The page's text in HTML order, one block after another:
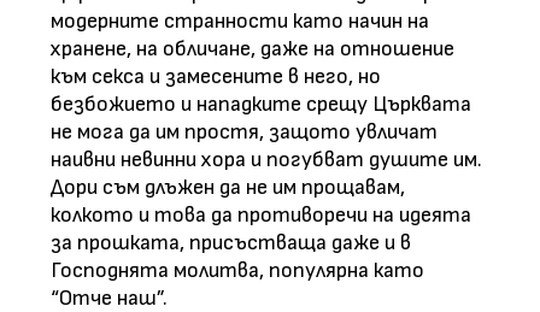
модерните странности като начин на
хранене, на обличане, даже на отношение
към секса и замесените в него, но
безбожието и нападките срещу Църквата
не мога да им простя, защото увличат
наивни невинни хора и погубват душите им.
Дори съм длъжен да не им прощавам,
колкото и това да противоречи на идеята
за прошката, присъстваща даже и в
Господнята молитва, популярна като
“Отче наш”.